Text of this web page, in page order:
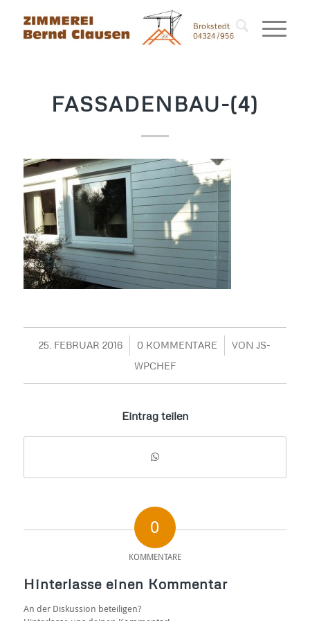
FASSADENBAU-(4)
25. FEBRUAR 2016
/ 0 KOMMENTARE
/ VONJS-
WPCHEF
Eintrag teilen
0
KOMMENTARE
Hinterlasse einen Kommentar
An der Diskussion beteiligen?